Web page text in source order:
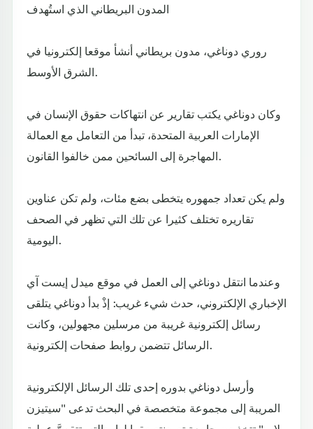
المدون البريطاني الذي استُهدف
روري دوناغي، مدون بريطاني أنشأ موقعا إلكترونيا في
الشرق الأوسط.
وكان دوناغي يكتب تقارير عن انتهاكات حقوق الإنسان في
الإمارات العربية المتحدة، تبدأ من التعامل مع العمالة
المهاجرة إلى السائحين ممن خالفوا القانون.
ولم يكن تعداد جمهوره يتخطى بضع مئات، ولم تكن عناوين
تقاريره تختلف كثيرا عن تلك التي تظهر في الصحف
اليومية.
وعندما انتقل دوناغي إلى العمل في موقع ميدل إيست آي
الإخباري الإلكتروني، حدث شيء غريب: إذْ بدأ دوناغي يتلقى
رسائل إلكترونية غريبة من مرسلين مجهولين، وكانت
الرسائل تتضمن روابط صفحات إلكترونية.
وأرسل دوناغي بدوره إحدى تلك الرسائل الإلكترونية
المريبة إلى مجموعة متخصصة في البحث تدعى "سيتيزن